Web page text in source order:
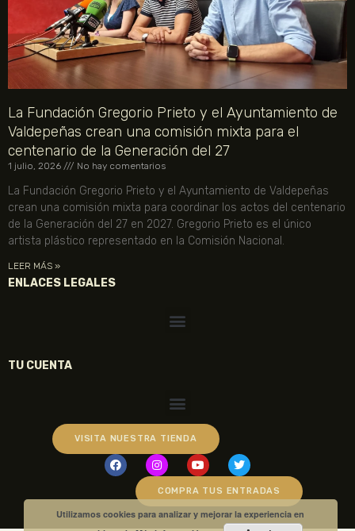
La Fundación Gregorio Prieto y el Ayuntamiento de
Valdepeñas crean una comisión mixta para el
centenario de la Generación del 27
1 julio, 2026 No hay comentarios
La Fundación Gregorio Prieto y el Ayuntamiento de Valdepeñas
crean una comisión mixta para coordinar los actos del centenario
de la Generación del 27 en 2027. Gregorio Prieto es el único
artista plástico representado en la Comisión Nacional.
LEER MÁS »
ENLACES LEGALES
TU CUENTA
VISITA NUESTRA TIENDA
COMPRA TUS ENTRADAS
Utilizamos cookies para analizar y mejorar la experiencia en